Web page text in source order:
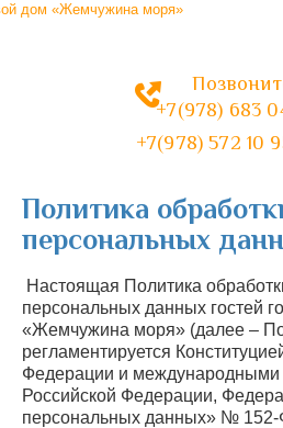
+7(978) 683
+7(978) 572 10
Политика
персональных
Настоящая Политика
персональных данных гостей
«Жемчужина моря» (далее –
регламентируется
Федерации и международными
Российской Федерации,
персональных данных» № 152-